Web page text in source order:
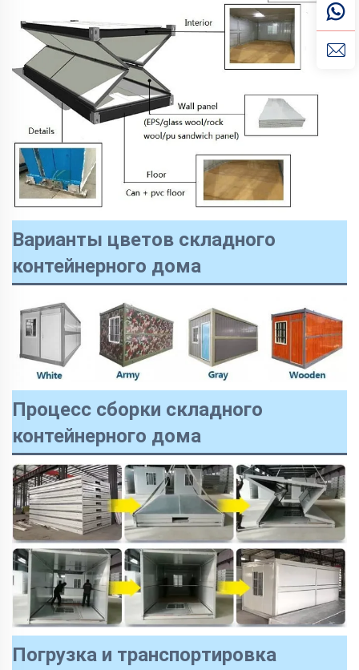
Варианты цветов складного
контейнерного дома
Процесс сборки складного
контейнерного дома
Погрузка и транспортировка